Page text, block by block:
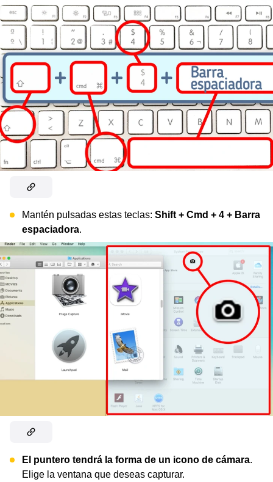
Mantén pulsadas estas teclas: Shift + Cmd + 4 + Barra
espaciadora.
El puntero tendrá la forma de un icono de cámara.
Elige la ventana que deseas capturar.